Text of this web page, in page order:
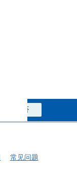
否
常见问题